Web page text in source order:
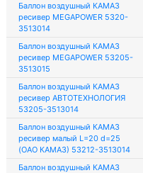
Баллон воздушный КАМАЗ
ресивер MEGAPOWER 5320-
3513014
Баллон воздушный КАМАЗ
ресивер MEGAPOWER 53205-
3513015
Баллон воздушный КАМАЗ
ресивер АВТОТЕХНОЛОГИЯ
53205-3513014
Баллон воздушный КАМАЗ
ресивер малый L=20 d=25
(ОАО КАМАЗ) 53212-3513014
Баллон воздушный КАМАЗ